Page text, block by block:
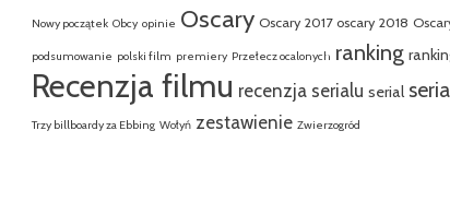
Nowy początek Obcy opinie Oscary Oscary 2017 oscary 2018
podsumowanie polski film premiery Przełecz ocalonych ranking
Recenzja filmu recenzja serialu serial
Trzy billboardy za Ebbing Wołyń zestawienie Zwierzogród